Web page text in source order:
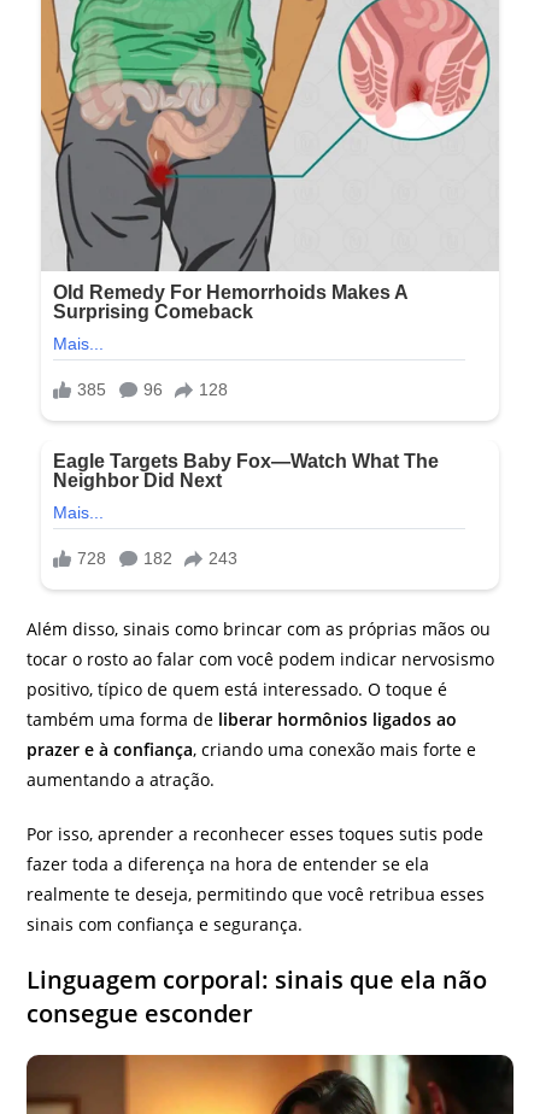
Além disso, sinais como brincar com as próprias mãos ou
tocar o rosto ao falar com você podem indicar nervosismo
positivo, típico de quem está interessado. O toque é
também uma forma de liberar hormônios ligados ao
prazer e à confiança, criando uma conexão mais forte e
aumentando a atração.
Por isso, aprender a reconhecer esses toques sutis pode
fazer toda a diferença na hora de entender se ela
realmente te deseja, permitindo que você retribua esses
sinais com confiança e segurança.
Linguagem corporal: sinais que ela não
consegue esconder